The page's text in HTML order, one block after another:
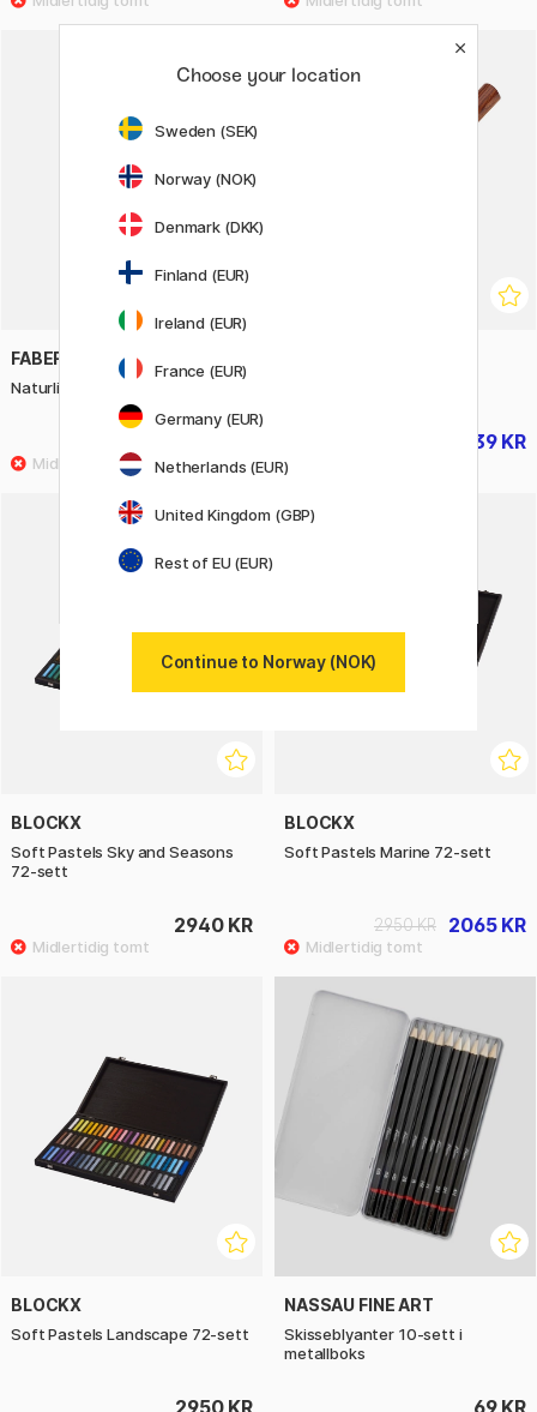
FABER-CASTELL
Naturlig tegnekull i 6 størrelser
20%
239 KR
BLOCKX
Soft Pastels Sky and Seasons
72-sett
2940 KR
BLOCKX
Soft Pastels Marine 72-sett
2065 KR
2950 KR
BLOCKX
Soft Pastels Landscape 72-sett
NASSAU FINE ART
Skisseblyanter 10-sett i
metallboks
Choose your location
Sweden (SEK)
Norway (NOK)
Denmark (DKK)
Finland (EUR)
Ireland (EUR)
France (EUR)
Germany (EUR)
Netherlands (EUR)
United Kingdom (GBP)
Rest of EU (EUR)
Continue to Norway (NOK)